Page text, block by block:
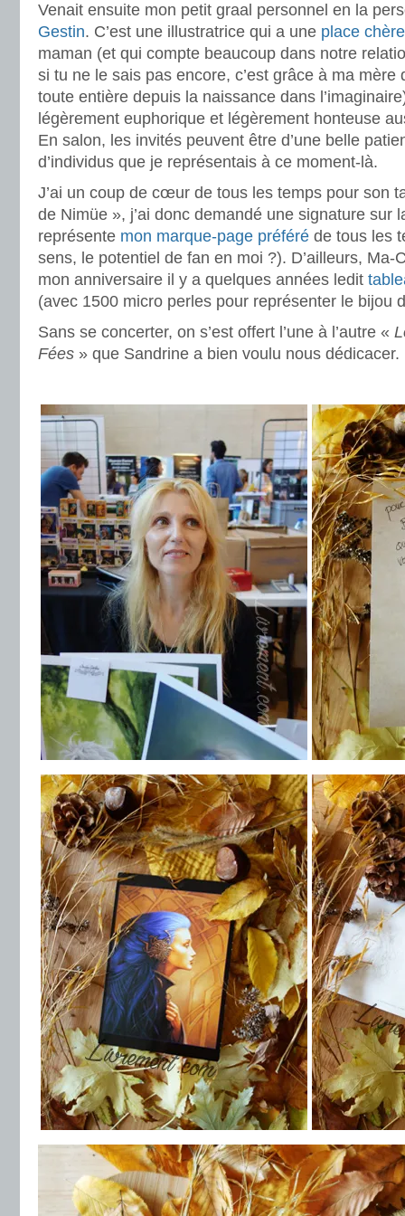
Venait ensuite mon petit graal personnel en la
Gestin. C’est une illustratrice qui a une place
maman (et qui compte beaucoup dans notre
si tu ne le sais pas encore, c’est grâce à ma mère
toute entière depuis la naissance dans
légèrement euphorique et légèrement honteuse
En salon, les invités peuvent être d’une belle
d’individus que je représentais à ce moment-là.
J’ai un coup de cœur de tous les temps pour son
de Nimüe », j’ai donc demandé une signature sur
représente mon marque-page préféré de tous les
sens, le potentiel de fan en moi ?). D’ailleurs, Ma-
mon anniversaire il y a quelques années ledit
(avec 1500 micro perles pour représenter le bijou
Sans se concerter, on s’est offert l’une à l’autre «
Fées » que Sandrine a bien voulu nous dédicacer.